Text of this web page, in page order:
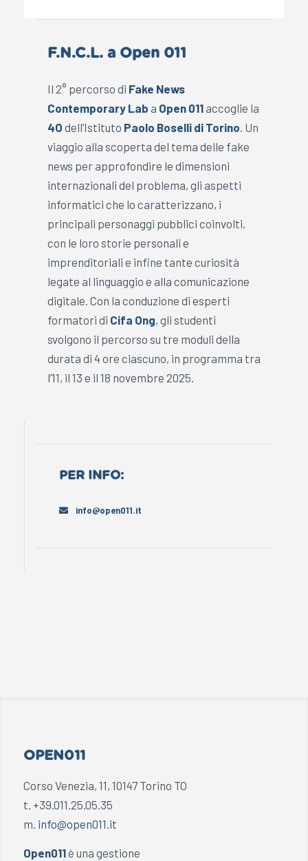
F.N.C.L. a Open 011
Il 2° percorso di Fake News
Contemporary Lab a Open 011 accoglie la
4O dell’Istituto Paolo Boselli di Torino. Un
viaggio alla scoperta del tema delle fake
news per approfondire le dimensioni
internazionali del problema, gli aspetti
informatici che lo caratterizzano, i
principali personaggi pubblici coinvolti,
con le loro storie personali e
imprenditoriali e infine tante curiosità
legate al linguaggio e alla comunicazione
digitale. Con la conduzione di esperti
formatori di Cifa Ong, gli studenti
svolgono il percorso su tre moduli della
durata di 4 ore ciascuno, in programma tra
l’11, il 13 e il 18 novembre 2025.
PER INFO:
info@open011.it
OPEN011
Corso Venezia, 11, 10147 Torino TO
t. +39.011.25.05.35
m. info@open011.it
Open011è una gestione